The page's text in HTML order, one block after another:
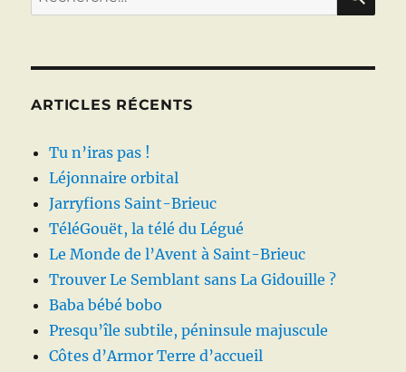
pour :
ARTICLES RÉCENTS
Tu n’iras pas !
Léjonnaire orbital
Jarryfions Saint-Brieuc
TéléGouët, la télé du Légué
Le Monde de l’Avent à Saint-Brieuc
Trouver Le Semblant sans La Gidouille ?
Baba bébé bobo
Presqu’île subtile, péninsule majuscule
Côtes d’Armor Terre d’accueil